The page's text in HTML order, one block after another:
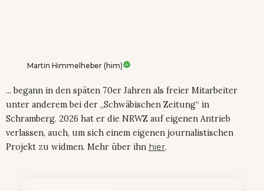
Martin Himmelheber (him)
... begann in den späten 70er Jahren als freier Mitarbeiter
unter anderem bei der „Schwäbischen Zeitung“ in
Schramberg. 2026 hat er die NRWZ auf eigenen Antrieb
verlassen, auch, um sich einem eigenen journalistischen
Projekt zu widmen. Mehr über ihn hier.